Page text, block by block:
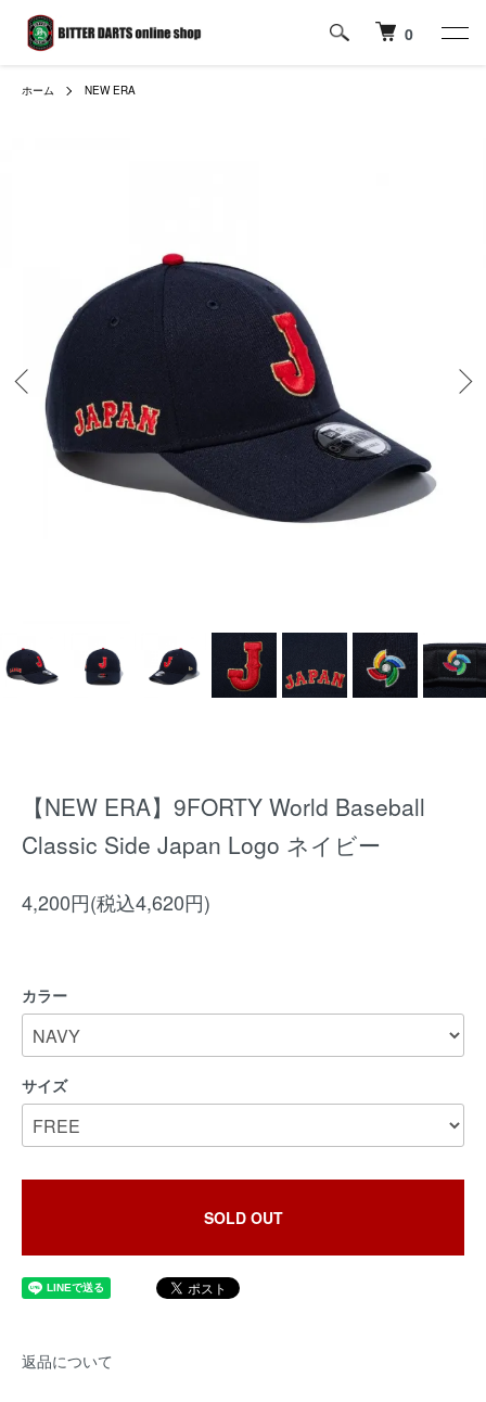
0
ホーム NEW ERA
【NEW ERA】9FORTY World Baseball
Classic Side Japan Logo ネイビー
4,200円(税込4,620円)
カラー
サイズ
SOLD OUT
返品について